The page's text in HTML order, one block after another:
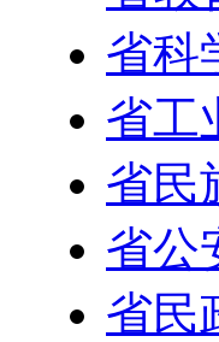
省科
省工
省民
省公
省民